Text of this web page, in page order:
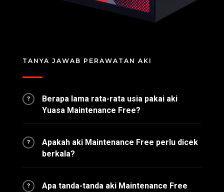
TANYA JAWAB PERAWATAN AKI
?
Berapa lama rata-rata usia pakai aki
Yuasa Maintenance Free?
?
Apakah aki Maintenance Free perlu dicek
berkala?
?
Apa tanda-tanda aki Maintenance Free